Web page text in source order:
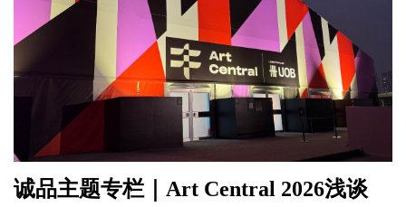
诚品主题专栏｜Art Central 2026浅谈